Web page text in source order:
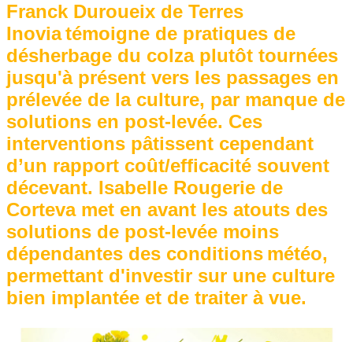
Franck Duroueix de Terres
Inovia témoigne de pratiques de
désherbage du colza plutôt tournées
jusqu'à présent vers les passages en
prélevée de la culture, par manque de
solutions en post-levée. Ces
interventions pâtissent cependant
d’un rapport coût/efficacité souvent
décevant. Isabelle Rougerie de
Corteva met en avant les atouts des
solutions de post-levée moins
dépendantes des conditions météo,
permettant d'investir sur une culture
bien implantée et de traiter à vue.